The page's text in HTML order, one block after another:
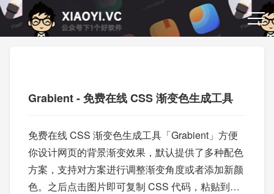
Grabient - 免费在线 CSS 渐变色生成工具
免费在线 CSS 渐变色生成工具「Grabient」方便
你设计网页的背景渐变效果，默认提供了多种配色
方案，支持对方案进行调整渐变角度或者添加新颜
色。之后点击图片即可复制 CSS 代码，粘贴到你